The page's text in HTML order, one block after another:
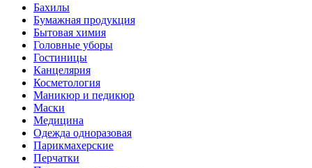
Бахилы
Бумажная продукция
Бытовая химия
Головные уборы
Гостиницы
Канцелярия
Косметология
Маникюр и педикюр
Маски
Медицина
Одежда одноразовая
Парикмахерские
Перчатки